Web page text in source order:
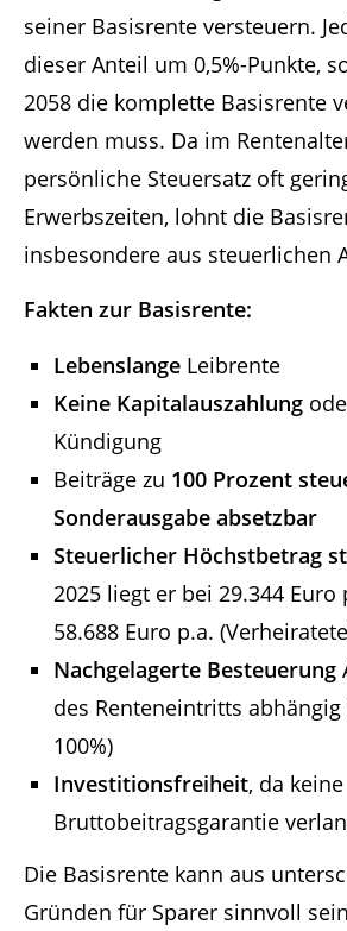
seiner Basisrente versteuern.
dieser Anteil um 0,5%-Punkte,
2058 die komplette Basisrente
werden muss. Da im
persönliche Steuersatz oft
Erwerbszeiten, lohnt die
insbesondere aus steuerlichen
Fakten zur Basisrente:
Lebenslange Leibrente
Keine Kapitalauszahlung
Kündigung
Beiträge zu 100 Prozent
Sonderausgabe absetzbar
Steuerlicher Höchstbetrag
2025 liegt er bei 29.344 Euro
58.688 Euro p.a.
Nachgelagerte Besteuerung
des Renteneintritts abhängig
100%)
Investitionsfreiheit, da keine
Bruttobeitragsgarantie
Die Basisrente kann aus
Gründen für Sparer sinnvoll